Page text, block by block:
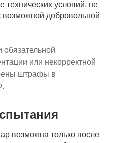
технических условий, не
добровольной
или некорректной
штрафы в
возможна только после